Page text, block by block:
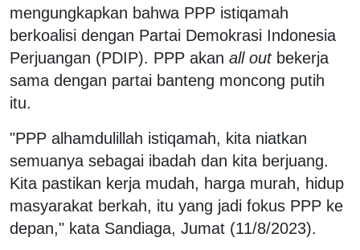
mengungkapkan bahwa PPP istiqamah
berkoalisi dengan Partai Demokrasi Indonesia
Perjuangan (PDIP). PPP akan all outbekerja
sama dengan partai banteng moncong putih
itu.
"PPP alhamdulillah istiqamah, kita niatkan
semuanya sebagai ibadah dan kita berjuang.
Kita pastikan kerja mudah, harga murah, hidup
masyarakat berkah, itu yang jadi fokus PPP ke
depan," kata Sandiaga, Jumat (11/8/2023).